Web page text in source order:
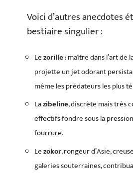
Voici d’autres anecdotes
bestiaire singulier :
Lezorille: maître dans l’art de
projette un jet odorant
même les prédateurs les plus
Lazibeline, discrète mais très
effectifs fondre sous la
fourrure.
Lezokor, rongeur d’Asie,
galeries souterraines,